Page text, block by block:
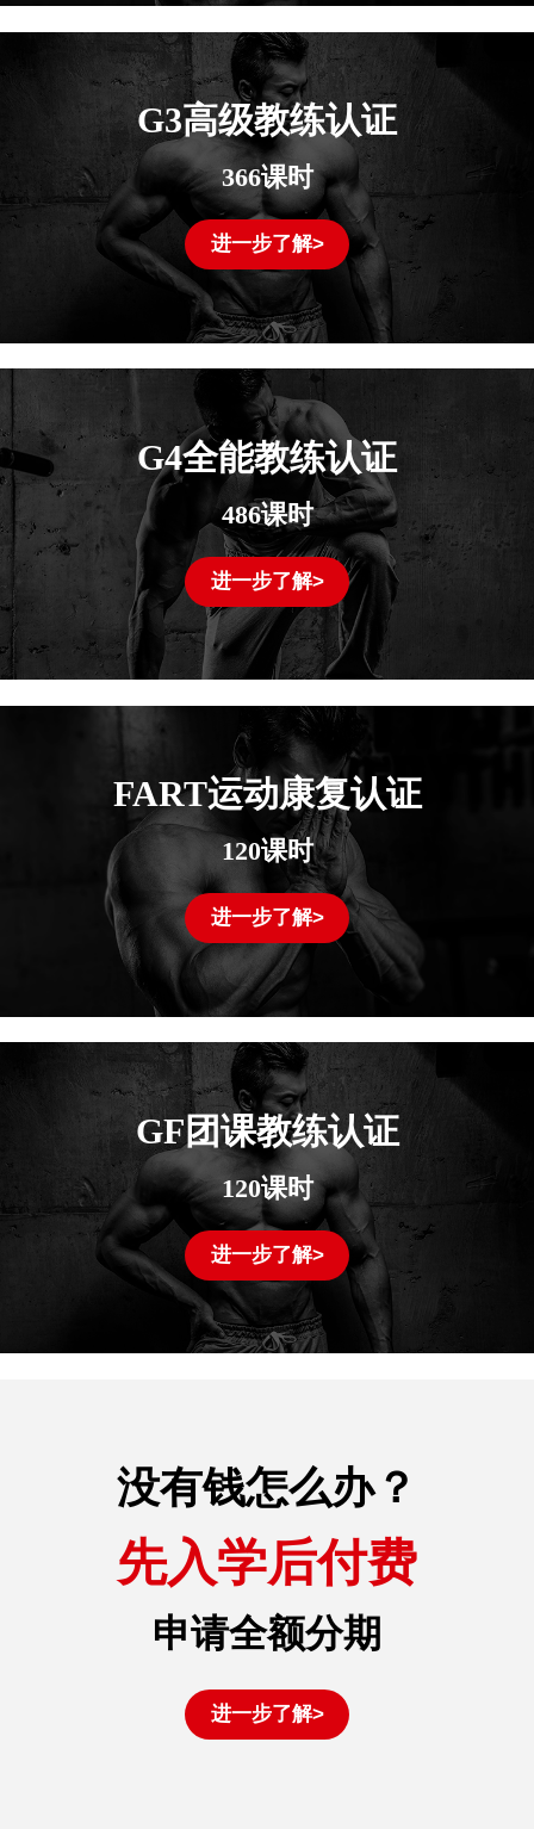
G3高级教练认证
366课时
进一步了解>
G4全能教练认证
486课时
进一步了解>
FART运动康复认证
120课时
进一步了解>
GF团课教练认证
120课时
进一步了解>
没有钱怎么办？
先入学后付费
申请全额分期
进一步了解>